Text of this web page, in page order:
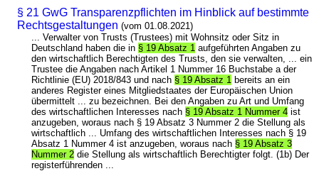
§ 21 GwG Transparenzpflichten im Hinblick auf bestimmte
Rechtsgestaltungen (vom 01.08.2021)
... Verwalter von Trusts (Trustees) mit Wohnsitz oder Sitz in
Deutschland haben die in § 19 Absatz 1 aufgeführten Angaben zu
den wirtschaftlich Berechtigten des Trusts, den sie verwalten, ... ein
Trustee die Angaben nach Artikel 1 Nummer 16 Buchstabe a der
Richtlinie (EU) 2018/843 und nach § 19 Absatz 1 bereits an ein
anderes Register eines Mitgliedstaates der Europäischen Union
übermittelt ... zu bezeichnen. Bei den Angaben zu Art und Umfang
des wirtschaftlichen Interesses nach § 19 Absatz 1 Nummer 4 ist
anzugeben, woraus nach § 19 Absatz 3 Nummer 2 die Stellung als
wirtschaftlich ... Umfang des wirtschaftlichen Interesses nach § 19
Absatz 1 Nummer 4 ist anzugeben, woraus nach § 19 Absatz 3
Nummer 2 die Stellung als wirtschaftlich Berechtigter folgt. (1b) Der
registerführenden ...